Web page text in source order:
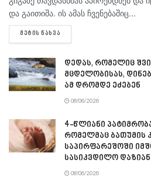
და გაითიშა. ის ამას ჩვენებაშიც...
ᲛᲔᲢᲘᲡ ᲜᲐᲮᲕᲐ
დედას, რომელიც
მცდელობისას,
ამ დრომდე ეძებენ
08/06/2026
4-წლიანი
რომელმაც ბათუმის
საპირფარეშოში
სასიკვდილო
08/06/2026